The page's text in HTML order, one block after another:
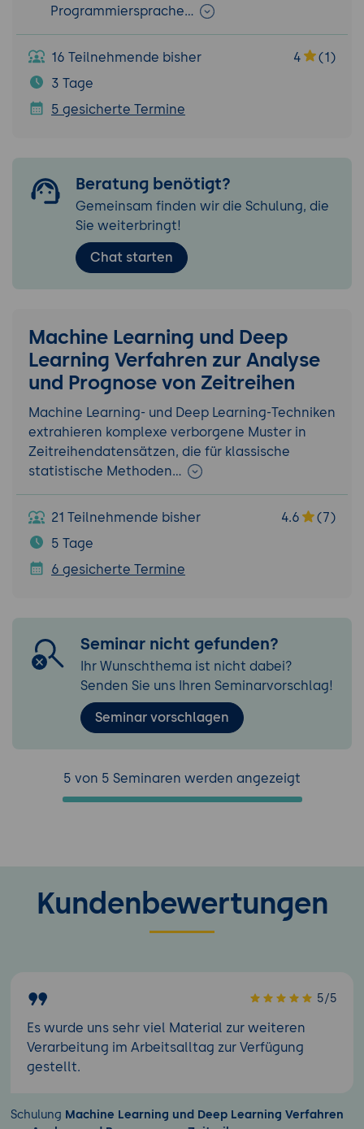
Programmiersprache…
16 Teilnehmende bisher 4
(1)
3 Tage
5 gesicherte Termine
Beratung benötigt?
Gemeinsam finden wir die Schulung, die
Sie weiterbringt!
Chat starten
Machine Learning und Deep
Learning Verfahren zur Analyse
und Prognose von Zeitreihen
Machine Learning- und Deep Learning-Techniken
extrahieren komplexe verborgene Muster in
Zeitreihendatensätzen, die für klassische
statistische Methoden…
21 Teilnehmende bisher 4.6
(7)
5 Tage
6 gesicherte Termine
Seminar nicht gefunden?
Ihr Wunschthema ist nicht dabei?
Senden Sie uns Ihren Seminarvorschlag!
Seminar vorschlagen
5 von 5 Seminaren werden angezeigt
Kundenbewertungen
5/5
Es wurde uns sehr viel Material zur weiteren
Verarbeitung im Arbeitsalltag zur Verfügung
gestellt.
Schulung Machine Learning und Deep Learning Verfahren